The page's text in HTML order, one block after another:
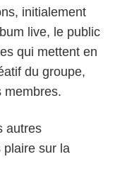
initialement
live, le public
qui mettent en
du groupe,
membres.
autres
sur la